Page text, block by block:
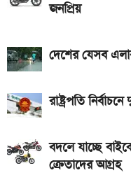
ভালভ ইঞ্জিন ও TFT
মালয়েশিয়ায় যেতে
পাবেন যারা
৭৫০০mAh ব্যাটারি
ও 4G
iQOO Z11-এ থাকছে
ডিসপ্লে, থাকছে সরু ফ্রেম
জনপ্রিয়
দেশের যেসব
রাষ্ট্রপতি
বদলে যাচ্ছে
ক্রেতাদের আগ্রহ